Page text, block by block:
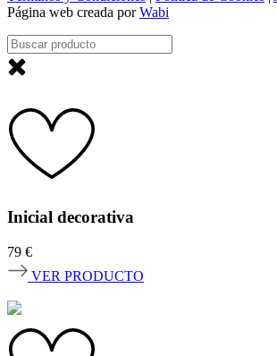
Página web creada porWabi
Inicial decorativa
79 €
VER PRODUCTO